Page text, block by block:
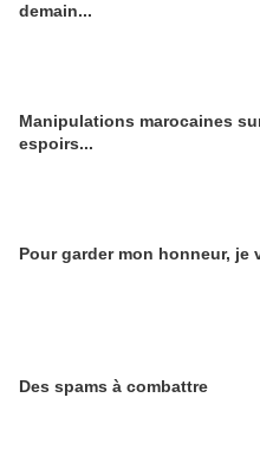
demain...
Manipulations marocaines
espoirs...
Pour garder mon honneur, je
Des spams à combattre